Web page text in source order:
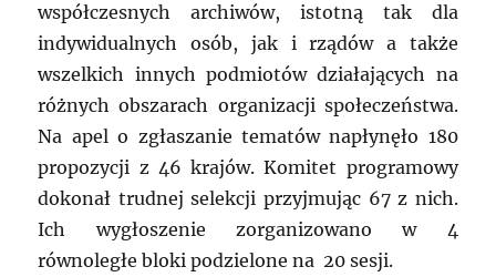
współczesnych archiwów, istotną tak dla
indywidualnych osób, jak i rządów a także
wszelkich innych podmiotów działających na
różnych obszarach organizacji społeczeństwa.
Na apel o zgłaszanie tematów napłynęło 180
propozycji z 46 krajów. Komitet programowy
dokonał trudnej selekcji przyjmując 67 z nich.
Ich wygłoszenie zorganizowano w 4
równoległe bloki podzielone na 20 sesji.